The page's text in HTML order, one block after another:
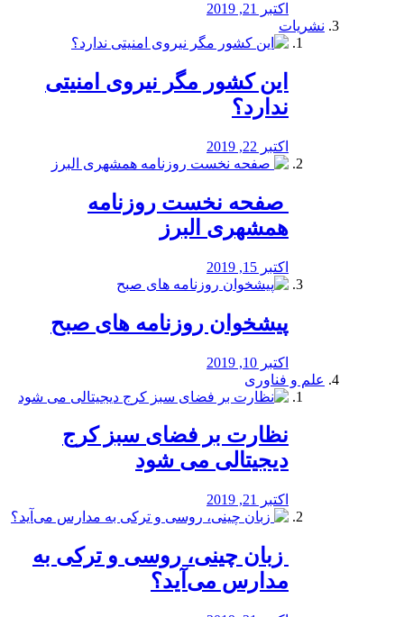
اکتبر 21, 2019
نشریات
این کشور مگر نیروی امنیتی
ندارد؟
اکتبر 22, 2019
️ صفحه نخست روزنامه‌
همشهری البرز
اکتبر 15, 2019
پیشخوان روزنامه های صبح
اکتبر 10, 2019
علم و فناوری
نظارت بر فضای سبز کرج
دیجیتالی می شود
اکتبر 21, 2019
️ زبان چینی، روسی و ترکی به
مدارس می‌آید؟